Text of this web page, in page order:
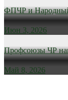
ФПЧР и
Июн 3, 2026
Профсоюзы ЧР
Май 8, 2026